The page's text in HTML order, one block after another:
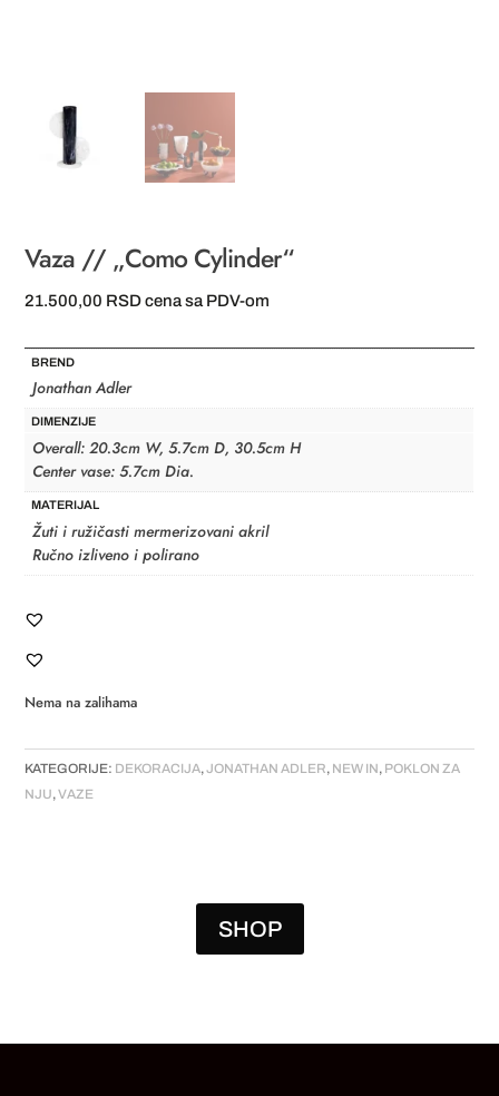
Vaza // „Como Cylinder“
21.500,00 RSD cena sa PDV-om
BREND
Jonathan Adler
DIMENZIJE
Overall: 20.3cm W, 5.7cm D, 30.5cm H
Center vase: 5.7cm Dia.
MATERIJAL
Žuti i ružičasti mermerizovani akril
Ručno izliveno i polirano
Nema na zalihama
KATEGORIJE: DEKORACIJA,JONATHAN ADLER, NEW IN, POKLON ZA
NJU,VAZE
SHOP